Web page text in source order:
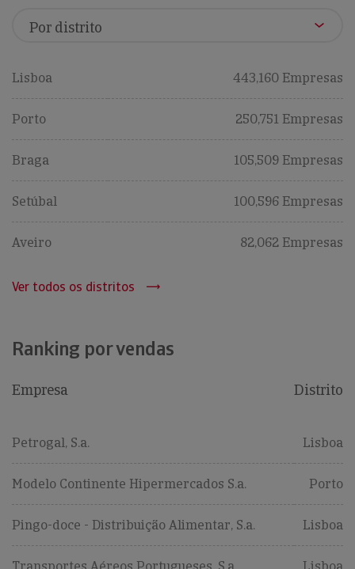
Lisboa 443,160 Empresas
Porto 250,751 Empresas
Braga 105,509 Empresas
Setúbal 100,596 Empresas
Aveiro 82,062 Empresas
Ver todos os distritos
Ranking por vendas
Empresa Distrito
Petrogal, S.a. Lisboa
Modelo Continente Hipermercados S.a. Porto
Pingo-doce - Distribuição Alimentar, S.a. Lisboa